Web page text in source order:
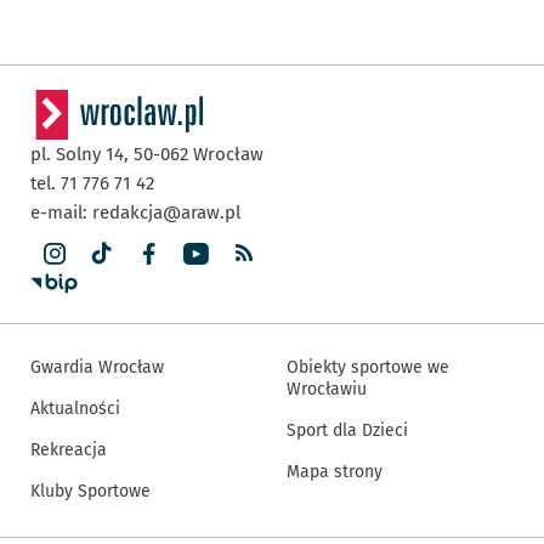
pl. Solny 14, 50-062 Wrocław
tel. 71 776 71 42
e-mail: redakcja@araw.pl
Gwardia Wrocław
Aktualności
Rekreacja
Kluby Sportowe
Obiekty sportowe we
Wrocławiu
Sport dla Dzieci
Mapa strony